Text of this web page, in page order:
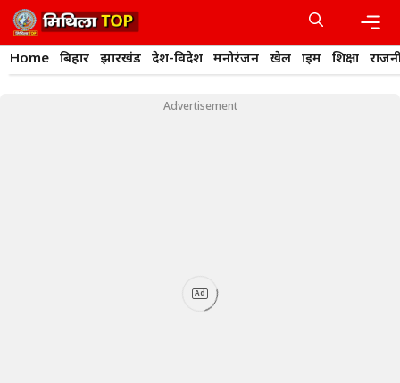
Skip
to
content
Home बिहार झारखंड देश-विदेश मनोरंजन खेल क्राइम शिक्षा
Advertisement
Ad